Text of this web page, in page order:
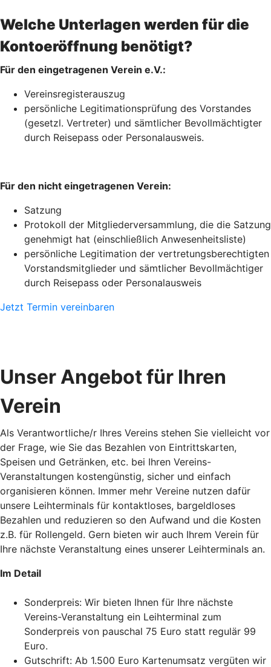
Welche Unterlagen werden für die
Kontoeröffnung benötigt?
Für den eingetragenen Verein e.V.:
Vereinsregisterauszug
persönliche Legitimationsprüfung des Vorstandes
(gesetzl. Vertreter) und sämtlicher Bevollmächtigter
durch Reisepass oder Personalausweis.
Für den nicht eingetragenen Verein:
Satzung
Protokoll der Mitgliederversammlung, die die Satzung
genehmigt hat (einschließlich Anwesenheitsliste)
persönliche Legitimation der vertretungsberechtigten
Vorstandsmitglieder und sämtlicher Bevollmächtiger
durch Reisepass oder Personalausweis
Jetzt Termin vereinbaren
Unser Angebot für Ihren
Verein
Als Verantwortliche/r Ihres Vereins stehen Sie vielleicht vor
der Frage, wie Sie das Bezahlen von Eintrittskarten,
Speisen und Getränken, etc. bei Ihren Vereins-
Veranstaltungen kostengünstig, sicher und einfach
organisieren können. Immer mehr Vereine nutzen dafür
unsere Leihterminals für kontaktloses, bargeldloses
Bezahlen und reduzieren so den Aufwand und die Kosten
z.B. für Rollengeld. Gern bieten wir auch Ihrem Verein für
Ihre nächste Veranstaltung eines unserer Leihterminals an.
Im Detail
Sonderpreis: Wir bieten Ihnen für Ihre nächste
Vereins-Veranstaltung ein Leihterminal zum
Sonderpreis von pauschal 75 Euro statt regulär 99
Euro.
Gutschrift: Ab 1.500 Euro Kartenumsatz vergüten wir